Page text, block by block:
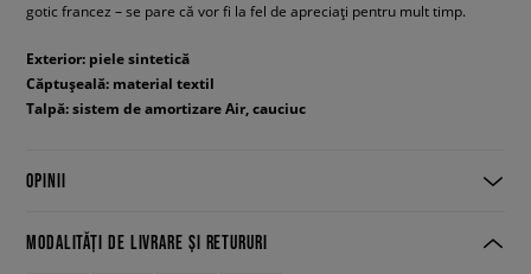
gotic francez – se pare că vor fi la fel de apreciați pentru mult timp.
Exterior: piele sintetică
Căptușeală: material textil
Talpă: sistem de amortizare Air, cauciuc
OPINII
MODALITĂȚI DE LIVRARE ȘI RETURURI